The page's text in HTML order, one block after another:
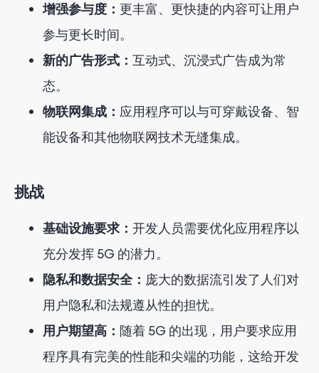
增强参与度： 更丰富、更快捷的内容可让用户
参与更长时间。
新的广告形式： 互动式、沉浸式广告成为常
态。
物联网集成： 应用程序可以与可穿戴设备、智
能设备和其他物联网技术无缝集成。
挑战
基础设施要求： 开发人员需要优化应用程序以
充分发挥 5G 的潜力。
隐私和数据安全： 庞大的数据流引发了人们对
用户隐私和法规遵从性的担忧。
用户期望高： 随着 5G 的出现，用户要求应用
程序具有完美的性能和尖端的功能，这给开发